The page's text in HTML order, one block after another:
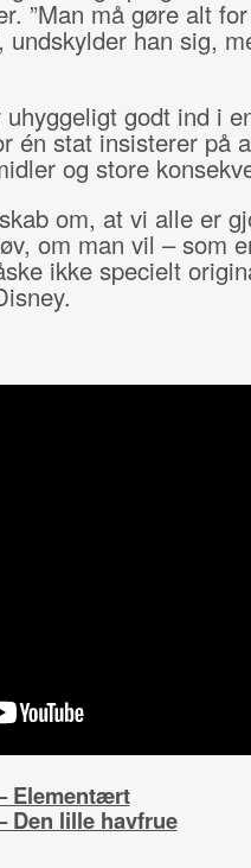
”Man må gøre alt
undskylder han sig,
godt ind i
én stat insisterer på
og store
om, at vi alle er
om man vil – som
ikke specielt
Elementært
Den lille havfrue